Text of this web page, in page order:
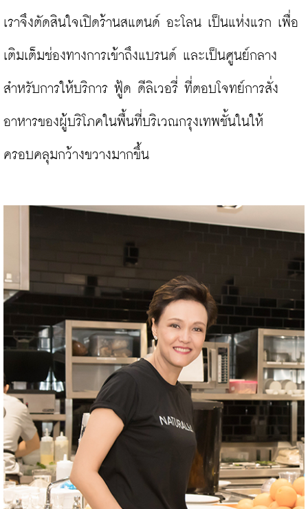
เราจึงตัดสินใจเปิดร้านสแตนด์ อะโลน เป็นแห่งแรก เพื่อ
เติมเต็มช่องทางการเข้าถึงแบรนด์ และเป็นศูนย์กลาง
สำหรับการให้บริการ ฟู้ด ดีลิเวอรี่ ที่ตอบโจทย์การสั่ง
อาหารของผู้บริโภคในพื้นที่บริเวณกรุงเทพชั้นในให้
ครอบคลุมกว้างขวางมากขึ้น